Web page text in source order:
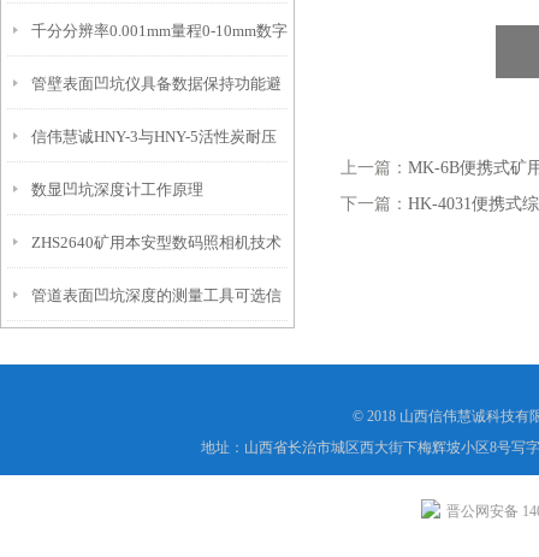
10mm！
特点
千分分辨率0.001mm量程0-10mm数字
埋头度仪技术参数！
管壁表面凹坑仪具备数据保持功能避
免测试过程中测针移动导致数据变动
信伟慧诚HNY-3与HNY-5活性炭耐压
强度测定仪技术参数！
数显凹坑深度计工作原理
ZHS2640矿用本安型数码照相机技术
参数！
管道表面凹坑深度的测量工具可选信
上一篇： MK-6B便携式矿
下一篇： HK-4031便携式
© 2018 山西信伟慧诚科技有
地址：山西省长治市城区西大街下梅辉坡小区8号写
晋公网安备